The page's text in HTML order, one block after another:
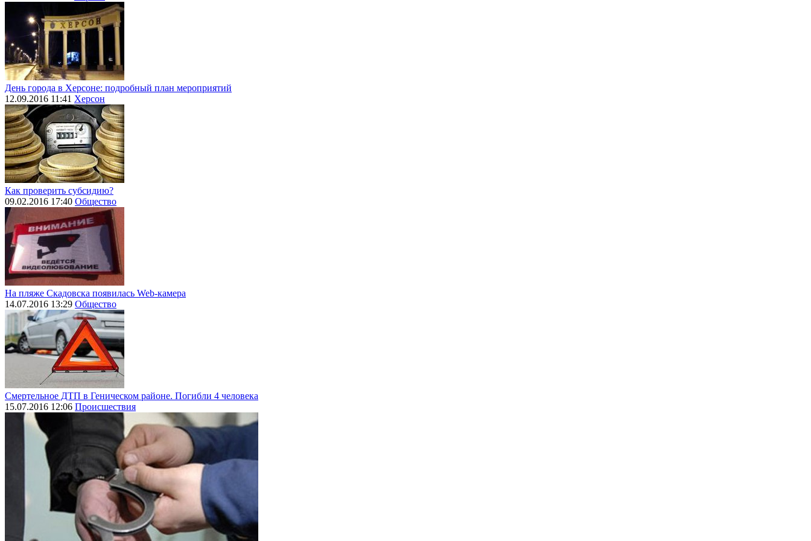
День города в Херсоне: подробный план мероприятий
12.09.2016 11:41 Херсон
Как проверить субсидию?
09.02.2016 17:40 Общество
На пляже Скадовска появилась Web-камера
14.07.2016 13:29 Общество
Смертельное ДТП в Геническом районе. Погибли 4 человека
15.07.2016 12:06 Происшествия